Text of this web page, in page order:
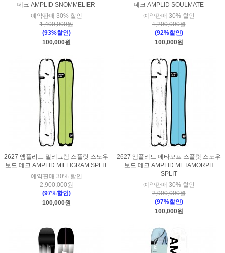
데크 AMPLID SNOMMELIER
예약판매 30% 할인
1,400,000원
(93%할인)
100,000원
데크 AMPLID SOULMATE
예약판매 30% 할인
1,200,000원
(92%할인)
100,000원
2627 앰플리드 밀리그램 스플릿 스노우
보드 데크 AMPLID MILLIGRAM SPLIT
예약판매 30% 할인
2,900,000원
(97%할인)
100,000원
2627 앰플리드 메타모프 스플릿 스노우
보드 데크 AMPLID METAMORPH
SPLIT
예약판매 30% 할인
2,900,000원
(97%할인)
100,000원